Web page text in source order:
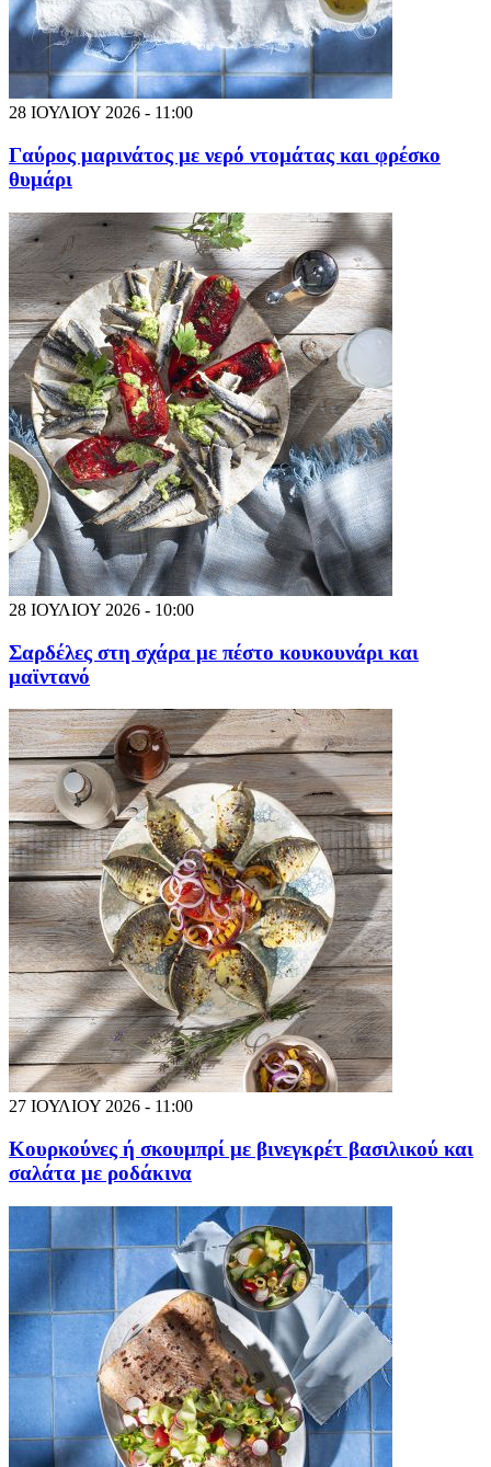
28 ΙΟΥΛΙΟΥ 2026 - 11:00
Γαύρος μαρινάτος με νερό ντομάτας και φρέσκο
θυμάρι
28 ΙΟΥΛΙΟΥ 2026 - 10:00
Σαρδέλες στη σχάρα με πέστο κουκουνάρι και
μαϊντανό
27 ΙΟΥΛΙΟΥ 2026 - 11:00
Κουρκούνες ή σκουμπρί με βινεγκρέτ βασιλικού και
σαλάτα με ροδάκινα